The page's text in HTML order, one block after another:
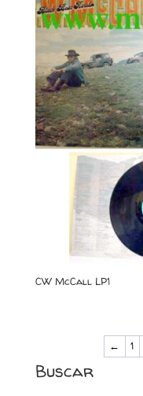
CW McCall LP1
← 1
Buscar